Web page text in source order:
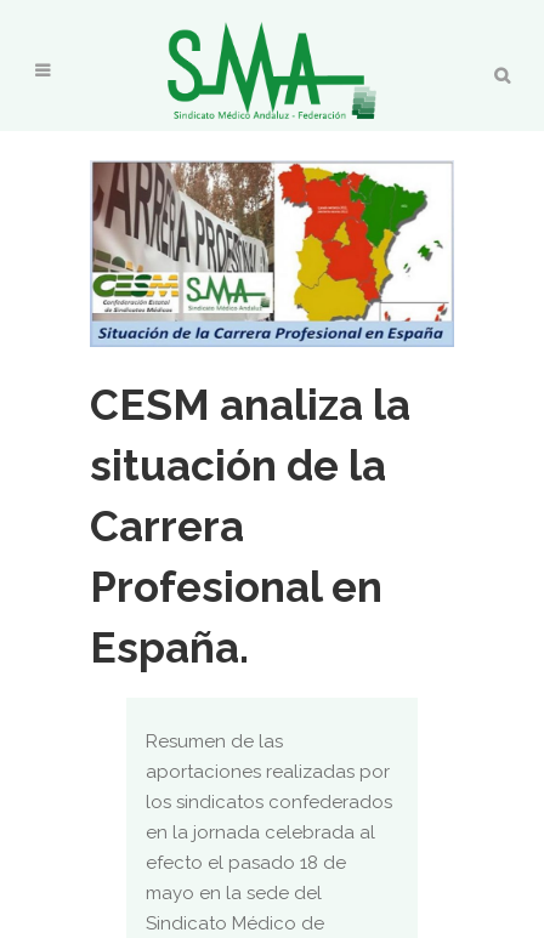
CESM analiza la
situación de la
Carrera
Profesional en
España.
Resumen de las
aportaciones realizadas por
los sindicatos confederados
en la jornada celebrada al
efecto el pasado 18 de
mayo en la sede del
Sindicato Médico de